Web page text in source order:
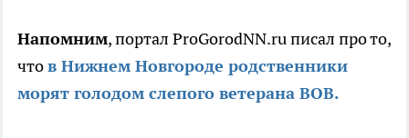
Напомним, портал ProGorodNN.ru писал про то,
чтов Нижнем Новгороде родственники
морят голодом слепого ветерана ВОВ.